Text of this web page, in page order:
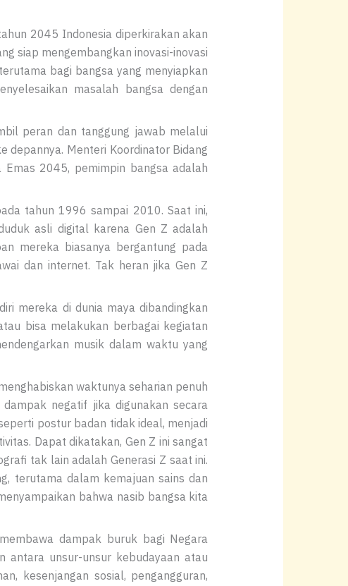
2045 Indonesia diperkirakan akan
siap mengembangkan inovasi-inovasi
bagi bangsa yang menyiapkan
masalah bangsa dengan
peran dan tanggung jawab melalui
depannya. Menteri Koordinator Bidang
Emas 2045, pemimpin bangsa adalah
tahun 1996 sampai 2010. Saat ini,
asli digital karena Gen Z adalah
mereka biasanya bergantung pada
dan internet. Tak heran jika Gen Z
mereka di dunia maya dibandingkan
bisa melakukan berbagai kegiatan
musik dalam waktu yang
waktunya seharian penuh
negatif jika digunakan secara
postur badan tidak ideal, menjadi
Dapat dikatakan, Gen Z ini sangat
tak lain adalah Generasi Z saat ini.
terutama dalam kemajuan sains dan
bahwa nasib bangsa kita
dampak buruk bagi Negara
antara unsur-unsur kebudayaan atau
kesenjangan sosial, pengangguran,